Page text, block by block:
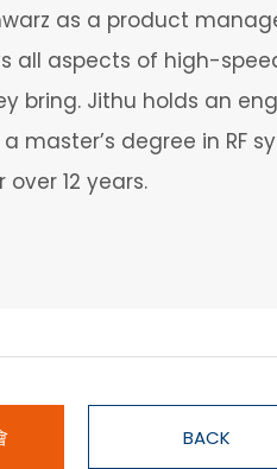
as a product
all aspects of high-
bring. Jithu holds an
master’s degree in RF
12 years.
BACK